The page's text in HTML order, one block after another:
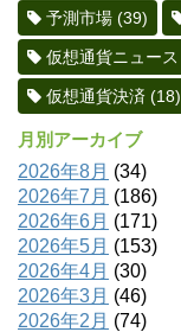
予測市場 (39)
仮想通貨ニュース
仮想通貨決済 (18)
月別アーカイブ
2026年8月 (34)
2026年7月 (186)
2026年6月 (171)
2026年5月 (153)
2026年4月 (30)
2026年3月 (46)
2026年2月 (74)